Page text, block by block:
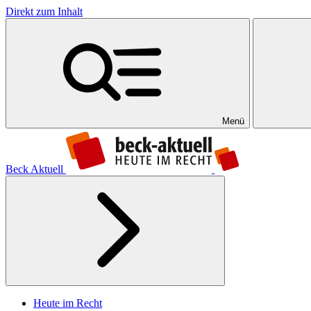
Direkt zum Inhalt
Menü
Beck Aktuell
Heute im Recht